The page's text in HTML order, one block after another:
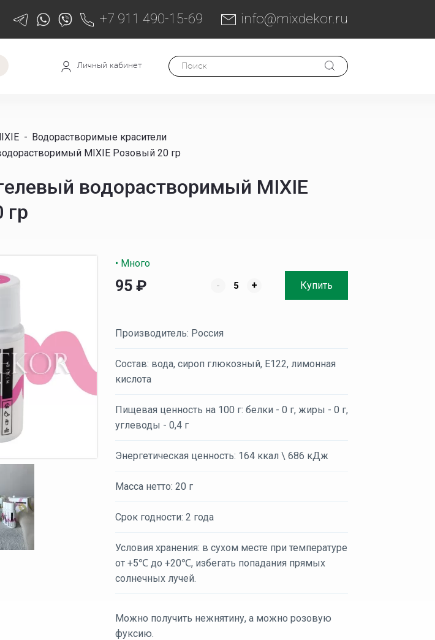
+7 911 490-15-69 info@mixdekor.ru
Личный кабинет
- Водорастворимые красители
MIXIE Розовый 20 гр
водорастворимый MIXIE
гр
• Много
95 ₽ - + Купить
Производитель: Россия
Состав: вода, сироп глюкозный, Е122, лимонная
кислота
Пищевая ценность на 100 г: белки - 0 г, жиры - 0 г,
углеводы - 0,4 г
Энергетическая ценность: 164 ккал \ 686 кДж
Масса нетто: 20 г
Срок годности: 2 года
Условия хранения: в сухом месте при температуре
от +5℃ до +20℃, избегать попадания прямых
солнечных лучей.
Можно получить нежнятину, а можно розовую
фуксию.